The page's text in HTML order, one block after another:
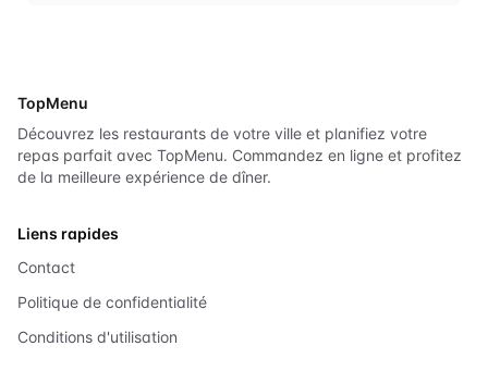
TopMenu
Découvrez les restaurants de votre ville et planifiez votre
repas parfait avec TopMenu. Commandez en ligne et profitez
de la meilleure expérience de dîner.
Liens rapides
Contact
Politique de confidentialité
Conditions d'utilisation